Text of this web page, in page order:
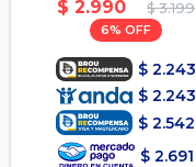
$ 2.990 $ 3.199
6
$ 2.243
$ 2.243
$ 2.542
$ 2.691